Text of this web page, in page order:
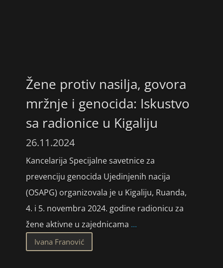
Žene protiv nasilja, govora
mržnje i genocida: Iskustvo
sa radionice u Kigaliju
26.11.2024
Kancelarija Specijalne savetnice za
prevenciju genocida Ujedinjenih nacija
(OSAPG) organizovala je u Kigaliju, Ruanda,
4. i 5. novembra 2024. godine radionicu za
žene aktivne u zajednicama ...
Ivana Franović